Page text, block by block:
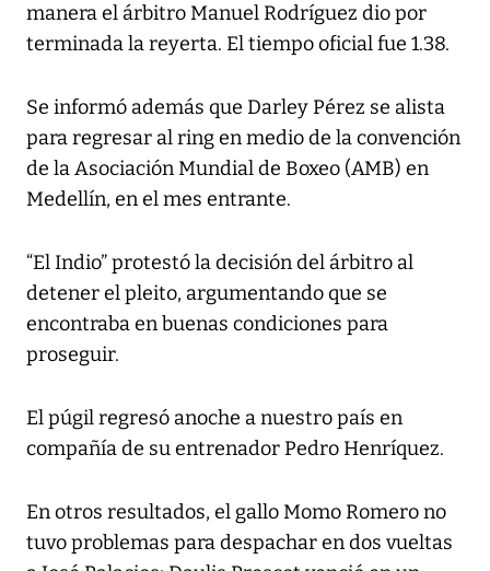
manera el árbitro Manuel Rodríguez dio por
terminada la reyerta. El tiempo oficial fue 1.38.
Se informó además que Darley Pérez se alista
para regresar al ring en medio de la convención
de la Asociación Mundial de Boxeo (AMB) en
Medellín, en el mes entrante.
“El Indio” protestó la decisión del árbitro al
detener el pleito, argumentando que se
encontraba en buenas condiciones para
proseguir.
El púgil regresó anoche a nuestro país en
compañía de su entrenador Pedro Henríquez.
En otros resultados, el gallo Momo Romero no
tuvo problemas para despachar en dos vueltas